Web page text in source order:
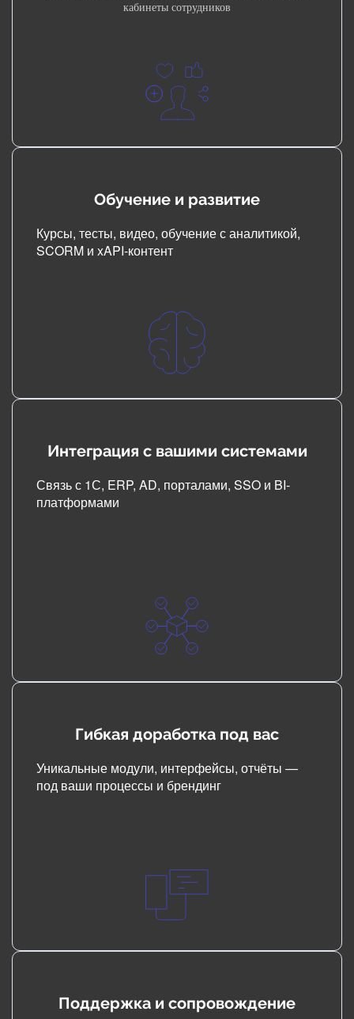
кабинеты сотрудников
Обучение и развитие
Курсы, тесты, видео, обучение с аналитикой,
SCORM и xAPI-контент
Интеграция с вашими системами
Связь с 1С, ERP, AD, порталами, SSO и BI-
платформами
Гибкая доработка под вас
Уникальные модули, интерфейсы, отчёты —
под ваши процессы и брендинг
Поддержка и сопровождение